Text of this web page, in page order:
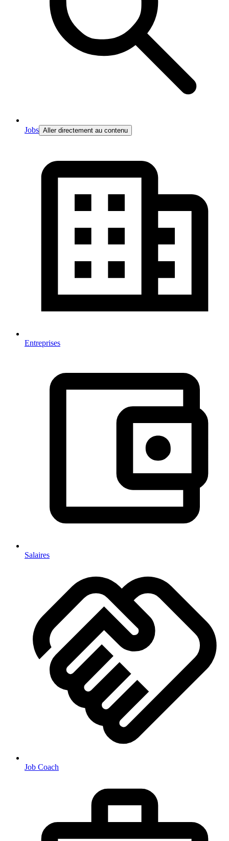
Jobs Aller directement au contenu
Entreprises
Salaires
Job Coach